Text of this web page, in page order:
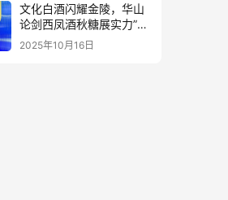
文化白酒闪耀金陵，华山
论剑西凤酒秋糖展实力”出
圈”
2025年10月16日